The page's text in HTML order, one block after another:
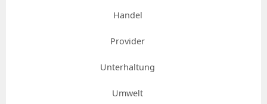
Handel
Provider
Unterhaltung
Umwelt